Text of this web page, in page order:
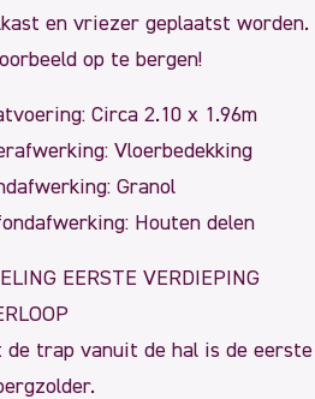
en vriezer geplaatst
op te bergen!
Circa 2.10 x 1.96m
Vloerbedekking
Granol
Houten delen
EERSTE VERDIEPING
de trap vanuit de hal is de